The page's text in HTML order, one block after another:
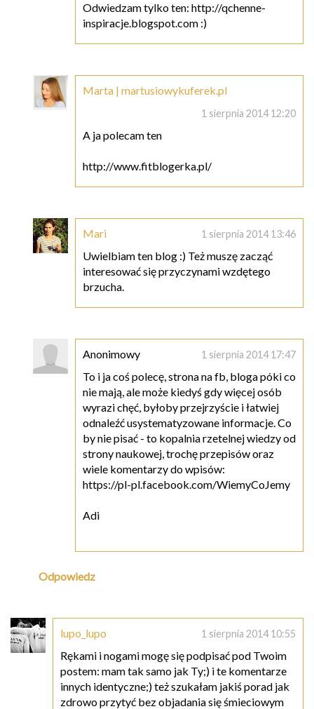
Odwiedzam tylko ten: http://qchenne-
inspiracje.blogspot.com :)
Marta | martusiowykuferek.pl
1 sierpnia 2014 12:20
A ja polecam ten
http://www.fitblogerka.pl/
Mari 1 sierpnia 2014 13:46
Uwielbiam ten blog :) Też muszę zacząć
interesować się przyczynami wzdętego
brzucha.
Anonimowy 1 sierpnia 2014 17:47
To i ja coś polecę, strona na fb, bloga póki co
nie mają, ale może kiedyś gdy więcej osób
wyrazi chęć, byłoby przejrzyście i łatwiej
odnaleźć usystematyzowane informacje. Co
by nie pisać - to kopalnia rzetelnej wiedzy od
strony naukowej, trochę przepisów oraz
wiele komentarzy do wpisów:
https://pl-pl.facebook.com/WiemyCoJemy
Adi
Odpowiedz
lupo_lupo 1 sierpnia 2014 10:55
Rękami i nogami mogę się podpisać pod Twoim
postem: mam tak samo jak Ty;) i te komentarze
innych identyczne;) też szukałam jakiś porad jak
zdrowo przytyć bez objadania się śmieciowym